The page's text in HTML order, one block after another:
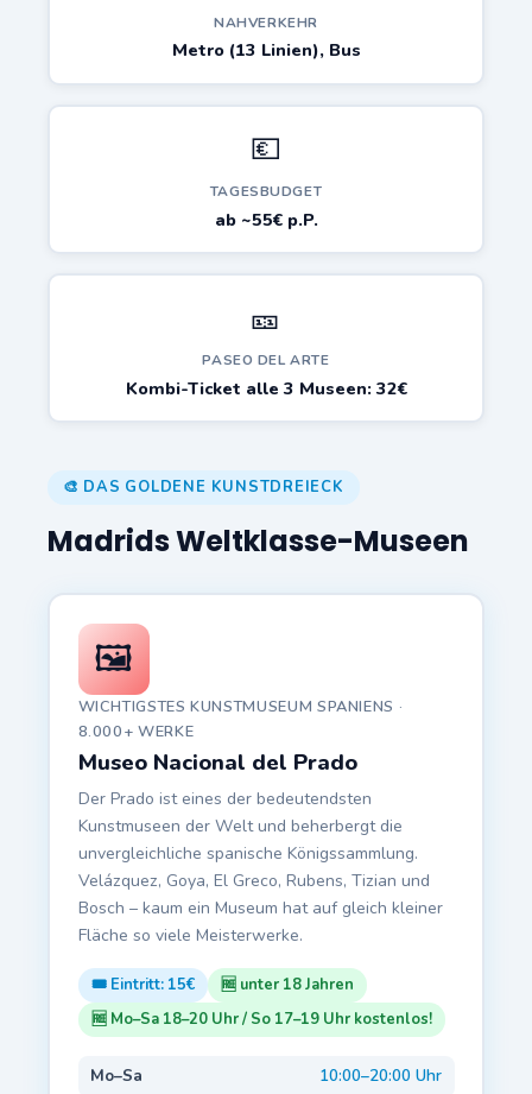
NAHVERKEHR
Metro (13 Linien), Bus
💶
TAGESBUDGET
ab ~55€ p.P.
🎫
PASEO DEL ARTE
Kombi-Ticket alle 3 Museen: 32€
🎨 DAS GOLDENE KUNSTDREIECK
Madrids Weltklasse-Museen
🖼️
WICHTIGSTES KUNSTMUSEUM SPANIENS ·
8.000+ WERKE
Museo Nacional del Prado
Der Prado ist eines der bedeutendsten
Kunstmuseen der Welt und beherbergt die
unvergleichliche spanische Königssammlung.
Velázquez, Goya, El Greco, Rubens, Tizian und
Bosch – kaum ein Museum hat auf gleich kleiner
Fläche so viele Meisterwerke.
🎟️ Eintritt: 15€
🆓 unter 18 Jahren
🆓 Mo–Sa 18–20 Uhr / So 17–19 Uhr kostenlos!
Mo–Sa 10:00–20:00 Uhr